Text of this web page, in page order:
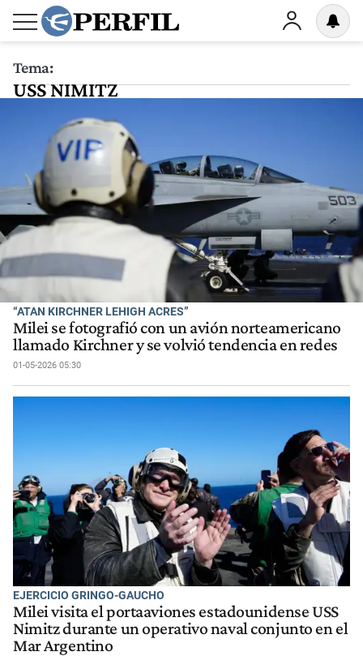
Tema:
USS NIMITZ
“ATAN KIRCHNER LEHIGH ACRES”
Milei se fotografió con un avión norteamericano
llamado Kirchner y se volvió tendencia en redes
01-05-2026 05:30
EJERCICIO GRINGO-GAUCHO
Milei visita el portaaviones estadounidense USS
Nimitz durante un operativo naval conjunto en el
Mar Argentino